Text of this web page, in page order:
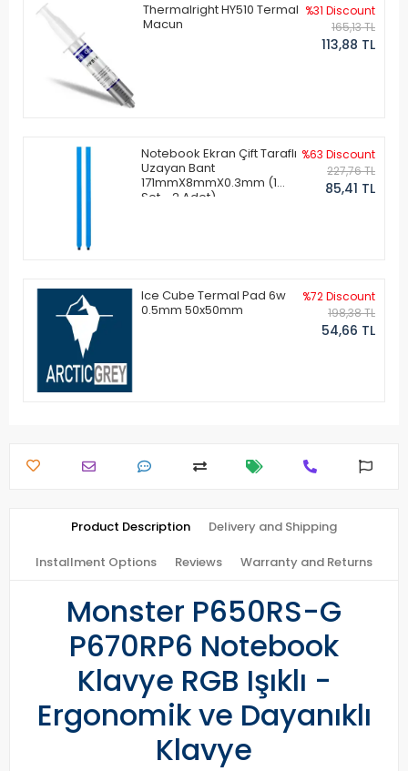
Thermalright HY510 Termal
Macun
%31 Discount
165,13 TL
113,88 TL
Notebook Ekran Çift Taraflı
Uzayan Bant
171mmX8mmX0.3mm (1
Set - 2 Adet)
%63 Discount
227,76 TL
85,41 TL
Ice Cube Termal Pad 6w
0.5mm 50x50mm
%72 Discount
198,38 TL
54,66 TL
Product Description Delivery and Shipping
Installment Options Reviews Warranty and Returns
Monster P650RS-G
P670RP6 Notebook
Klavye RGB Işıklı -
Ergonomik ve Dayanıklı
Klavye